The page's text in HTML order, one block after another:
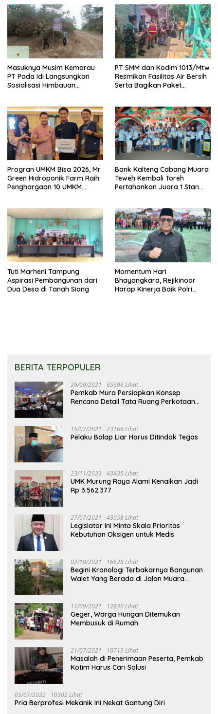
Masuknya Musim Kemarau
PT Pada Idi Langsungkan
Sosialisasi Himbauan
PT SMM dan Kodim 1013/Mtw
Resmikan Fasilitas Air Bersih
Serta Bagikan Paket
Progran UMKM Bisa 2026, Mr
Green Hidroponik Farm Raih
Penghargaan 10 UMKM
Bank Kalteng Cabang Muara
Teweh Kembali Toreh
Pertahankan Juara 1 Stan
Tuti Marheni Tampung
Aspirasi Pembangunan dari
Dua Desa di Tanah Siang
Momentum Hari
Bhayangkara, Rejikinoor
Harap Kinerja Baik Polri
BERITA TERPOPULER
29/09/2021 85696 Lihat
Pemkab Mura Persiapkan Konsep
Rencana Detail Tata Ruang Perkotaan
15/07/2021 73166 Lihat
Pelaku Balap Liar Harus Ditindak Tegas
23/11/2023 43435 Lihat
UMK Murung Raya Alami Kenaikan Jadi
Rp 3.562.377
27/07/2021 43058 Lihat
Legislator Ini Minta Skala Prioritas
Kebutuhan Oksigen untuk Medis
02/10/2021 16628 Lihat
Begini Kronologi Terbakarnya Bangunan
Walet Yang Berada di Jalan Muara
11/09/2021 12830 Lihat
Geger, Warga Hungan Ditemukan
Membusuk di Rumah
21/07/2021 10719 Lihat
Masalah di Penerimaan Peserta, Pemkab
Kotim Harus Cari Solusi
05/07/2022 10302 Lihat
Pria Berprofesi Mekanik Ini Nekat Gantung Diri